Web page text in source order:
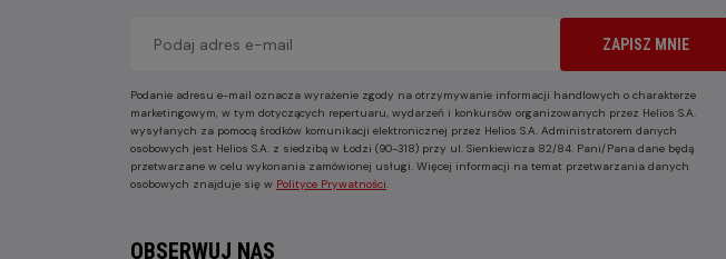
ZAPISZ MNIE
Podanie adresu e-mail oznacza wyrażenie zgody na otrzymywanie informacji handlowych o charakterze
marketingowym, w tym dotyczących repertuaru, wydarzeń i konkursów organizowanych przez Helios S.A.
wysyłanych za pomocą środków komunikacji elektronicznej przez Helios S.A. Administratorem danych
osobowych jest Helios S.A. z siedzibą w Łodzi (90-318) przy ul. Sienkiewicza 82/84. Pani/Pana dane będą
przetwarzane w celu wykonania zamówionej usługi. Więcej informacji na temat przetwarzania danych
osobowych znajduje się w Polityce Prywatności.
OBSERWUJ NAS